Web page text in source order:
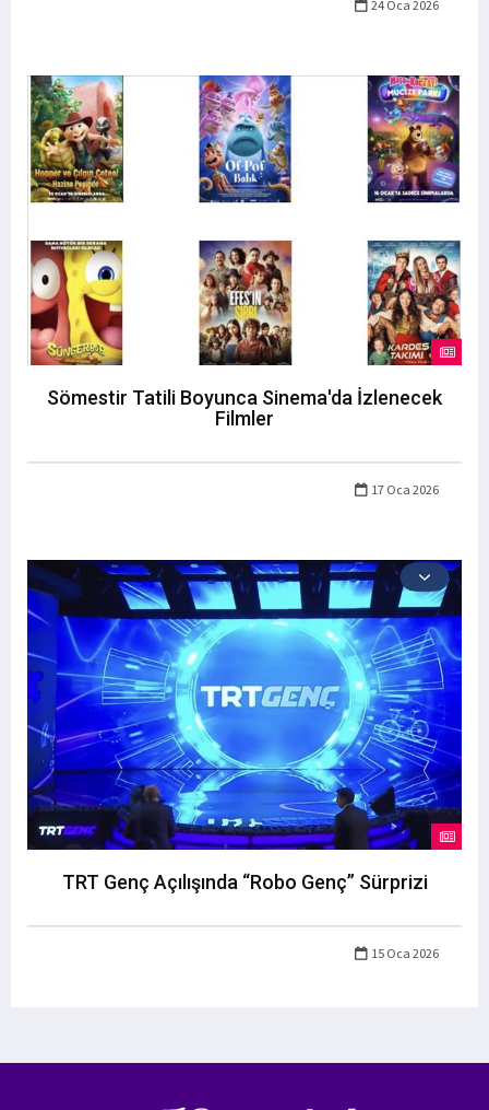
24 Oca 2026
Sömestir Tatili Boyunca Sinema'da İzlenecek
Filmler
17 Oca 2026
TRT Genç Açılışında “Robo Genç” Sürprizi
15 Oca 2026